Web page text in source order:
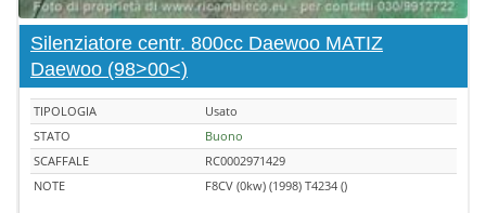
Silenziatore centr. 800cc Daewoo MATIZ
Daewoo (98>00<)
TIPOLOGIA
Usato
STATO
Buono
SCAFFALE
RC0002971429
NOTE
F8CV (0kw) (1998) T4234 ()